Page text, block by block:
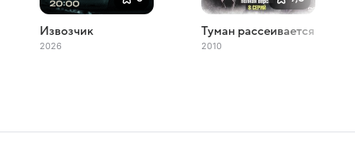
Извозчик
2026
Туман рассеивается
2010